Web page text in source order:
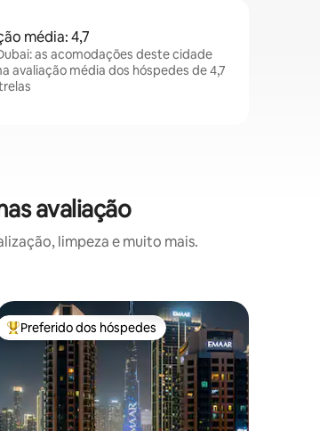
média: 4,7
as acomodações deste cidade
avaliação média dos hóspedes de 4,7
avaliação
limpeza e muito mais.
Entre os melhores preferidos dos hóspedes
Preferido dos hóspedes